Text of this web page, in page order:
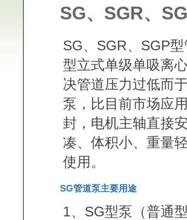
SG、SGR、
SG、SGR、SGP
型立式单级单吸离
决管道压力过低而
泵，比目前市场应
封，电机主轴直接
凑、体积小、重量
使用。
SG管道泵主要用途
1、SG型泵（普通